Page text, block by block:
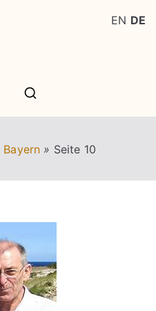
Bayern » Seite 10
EN DE